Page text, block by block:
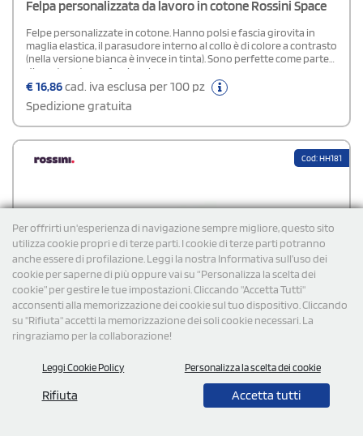
Per offrirti un'esperienza di navigazione sempre migliore, questo sito
utilizza cookie propri e di terze parti. I cookie di terze parti potranno
anche essere di profilazione. Leggi la nostra Informativa sull’uso dei
cookie per saperne di più oppure vai su “Personalizza la scelta dei
cookie” per gestire le tue impostazioni. Cliccando "Accetta Tutti"
acconsenti alla memorizzazione dei cookie sul tuo dispositivo. Cliccando
su "Rifiuta" accetti la memorizzazione dei soli cookie necessari. La
ringraziamo per la collaborazione!
Leggi Cookie Policy Personalizza la scelta dei cookie
Rifiuta Accetta tutti
Felpa personalizzata da lavoro in cotone Rossini Space
Felpe personalizzate in cotone. Hanno polsi e fascia girovita in
maglia elastica, il parasudore interno al collo è di colore a contrasto
(nella versione bianca è invece in tinta). Sono perfette come parte
di una tenuta professionale.
€16,86cad. iva esclusa per 100 pz
Spedizione gratuita
Cod: HH181